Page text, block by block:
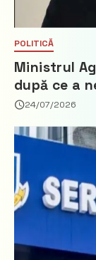
POLITICĂ
Ministrul
după ce a
Partidul
24/07/2026